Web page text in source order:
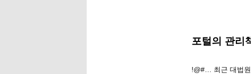
포털의 관리
!@#… 최근 대법